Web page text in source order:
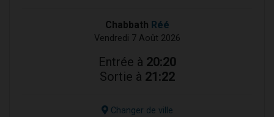
Chabbath Réé
Vendredi 7 Août 2026
Entrée à 20:20
Sortie à 21:22
Changer de ville